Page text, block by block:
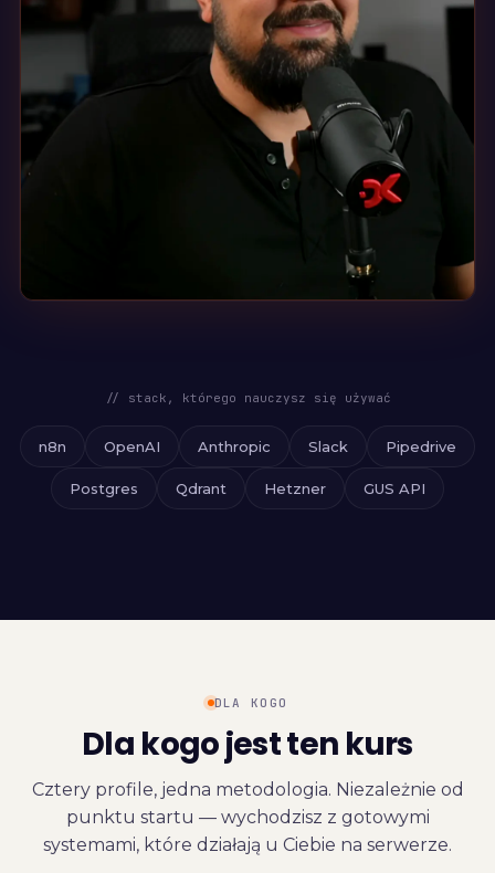
// stack, którego nauczysz się używać
n8n OpenAI Anthropic Slack Pipedrive
Postgres Qdrant Hetzner GUS API
DLA KOGO
Dla kogo jest ten kurs
Cztery profile, jedna metodologia. Niezależnie od
punktu startu — wychodzisz z gotowymi
systemami, które działają u Ciebie na serwerze.